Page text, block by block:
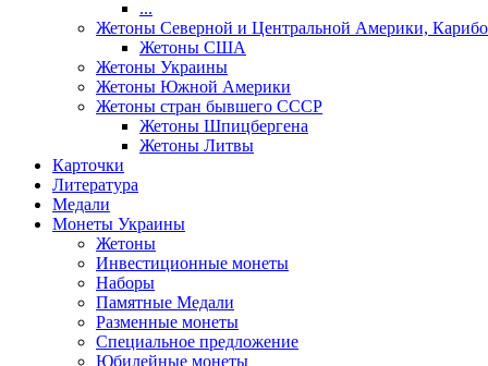
...
Жетоны Северной и Центральной Америки,
Жетоны США
Жетоны Украины
Жетоны Южной Америки
Жетоны стран бывшего СССР
Жетоны Шпицбергена
Жетоны Литвы
Карточки
Литература
Медали
Монеты Украины
Жетоны
Инвестиционные монеты
Наборы
Памятные Медали
Разменные монеты
Специальное предложение
Юбилейные монеты